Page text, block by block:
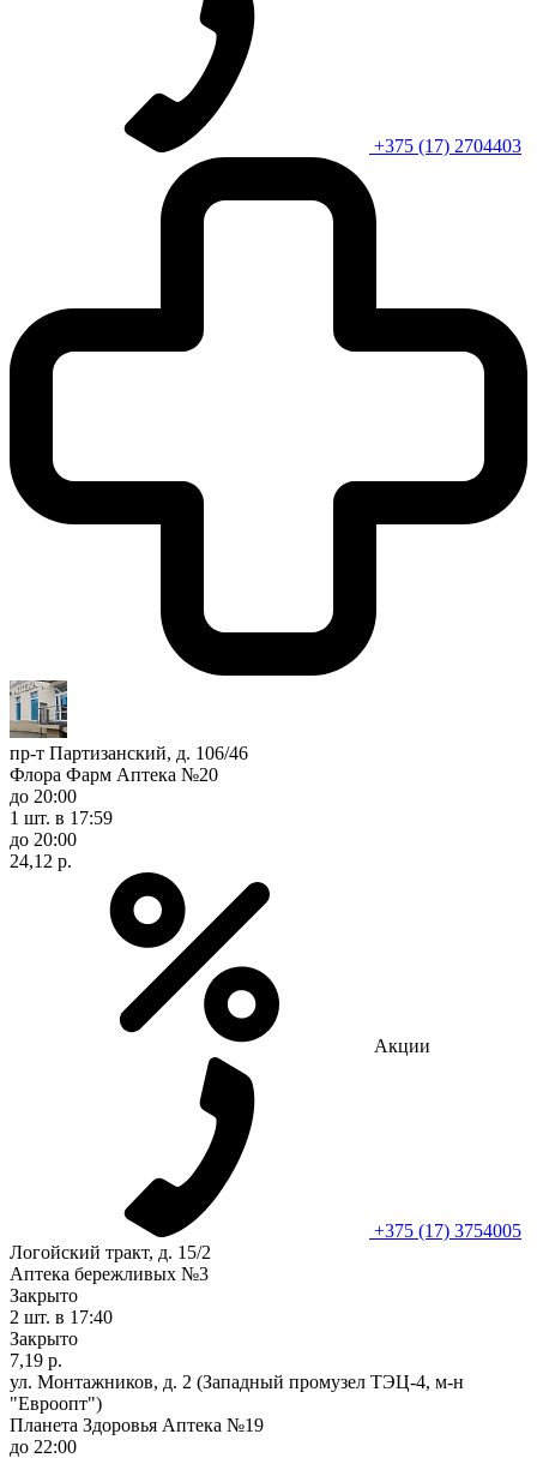
+375 (17) 2704403
пр-т Партизанский, д. 106/46
Флора Фарм Аптека №20
до 20:00
1 шт. в 17:59
до 20:00
24,12 р.
Акции
+375 (17) 3754005
Логойский тракт, д. 15/2
Аптека бережливых №3
Закрыто
2 шт. в 17:40
Закрыто
7,19 р.
ул. Монтажников, д. 2 (Западный промузел ТЭЦ-4, м-н
"Евроопт")
Планета Здоровья Аптека №19
до 22:00